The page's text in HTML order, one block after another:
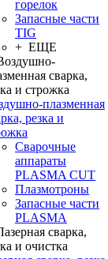
горелок
Запасные части
TIG
+ ЕЩЕ
плазменная
резка и
Сварочные
аппараты
PLASMA CUT
Плазмотроны
Запасные части
PLASMA